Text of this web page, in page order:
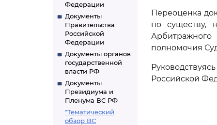
Федерации
Документы
Правительства
Российской
Федерации
Документы органов
государственной
власти РФ
Документы
Президиума и
Пленума ВС РФ
"Тематический
обзор ВС
Переоценка
по существу,
полномочия
Российской